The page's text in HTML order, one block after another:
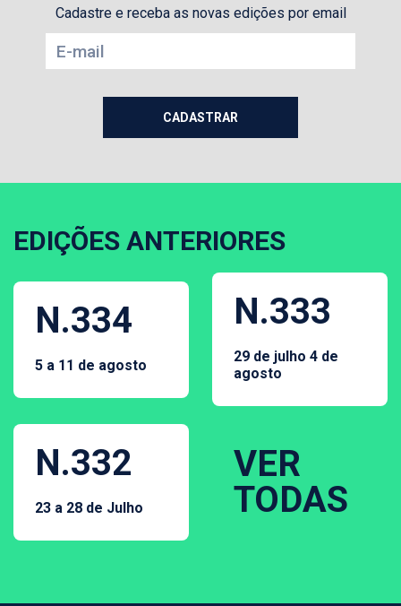
Cadastre e receba as novas edições por email
EDIÇÕES ANTERIORES
N.334
5 a 11 de agosto
N.333
29 de julho 4 de
agosto
N.332
23 a 28 de Julho
VER
TODAS